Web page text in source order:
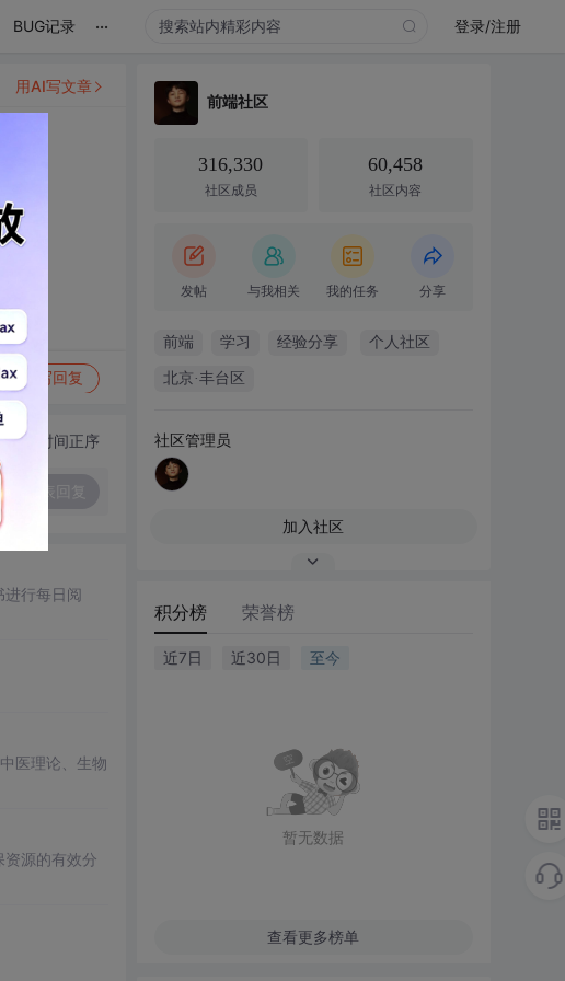
BUG记录 ... 登录/注册
写回复
用AI写文章
换为时间正序
行每日阅
医理论、生物
源的有效分
前端社区
316,330
社区成员
60,458
社区内容
发帖 与我相关 我的任务 分享
前端 学习 经验分享 个人社区
北京·丰台区
社区管理员
加入社区
积分榜 荣誉榜
近7日 近30日 至今
暂无数据
查看更多榜单